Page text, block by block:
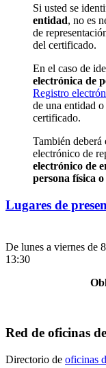
Si usted se
entidad, no es
de
del certificado.
En el caso de
electrónica de
Registro
de una entidad
certificado.
También deberá
electrónico de
electrónico de
persona física
Lugares de
Oficinas
De lunes a viernes de
13:30
Red de oficinas
Directorio de oficinas